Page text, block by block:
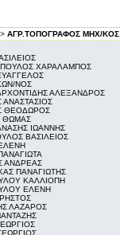
ΑΓΡ.ΤΟΠΟΓΡΑΦΟΣ ΜΗΧ/ΚΟΣ
ΧΑΡΑΛΑΜΠΟΣ
ΝΟΣ
ΑΛΕΞΑΝΔΡΟΣ
ΑΝΑΣΤΑΣΙΟΣ
ΘΕΟΔΩΡΟΣ
ΘΩΜΑΣ
ΙΩΑΝΝΗΣ
ΒΑΣΙΛΕΙΟΣ
ΑΝΔΡΕΑΣ
ΠΑΝΑΓΙΩΤΗΣ
ΚΑΛΛΙΟΠΗ
ΕΛΕΝΗ
ΛΑΖΑΡΟΣ